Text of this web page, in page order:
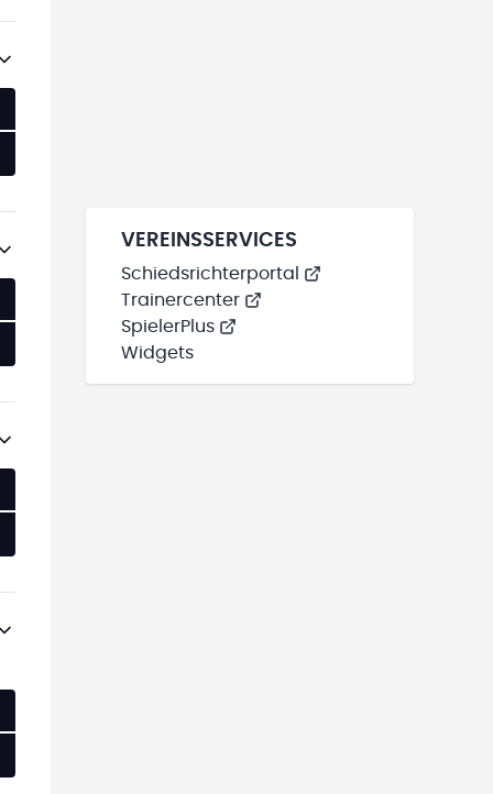
VEREINSSERVICES
Schiedsrichterportal
Trainercenter
SpielerPlus
Widgets